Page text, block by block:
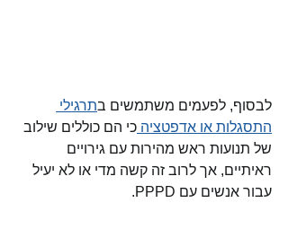
לבסוף, לפעמים משתמשים בתרגילי
התסגלות או אדפטציה כי הם כוללים שילוב
של תנועות ראש מהירות עם גירויים
ראיתיים, אך לרוב זה קשה מדי או לא יעיל
עבור אנשים עם PPPD.